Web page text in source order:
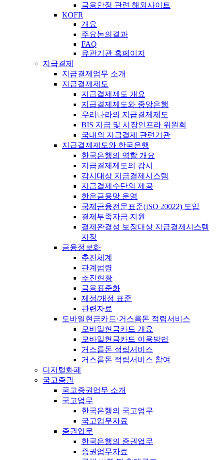
금융안정 관련 해외사이트
KOFR
개요
주요논의결과
FAQ
유관기관 홈페이지
지급결제
지급결제업무 소개
지급결제제도
지급결제제도 개요
지급결제제도와 중앙은행
우리나라의 지급결제제도
BIS 지급 및 시장인프라 위원회
국내외 지급결제 관련기관
지급결제제도와 한국은행
한국은행의 역할 개요
지급결제제도의 감시
감시대상 지급결제시스템
지급결제수단의 제공
한은금융망 운영
국제금융전문표준(ISO 20022) 도입
결제부족자금 지원
결제완결성 보장대상 지급결제시스템
지정
금융정보화
추진체계
관계법령
추진현황
금융표준화
제정/개정 표준
관련자료
모바일현금카드·거스름돈 적립서비스
모바일현금카드 개요
모바일현금카드 이용방법
거스름돈 적립서비스
거스름돈 적립서비스 참여
디지털화폐
국고증권
국고증권업무 소개
국고업무
한국은행의 국고업무
국고업무자료
증권업무
한국은행의 증권업무
증권업무자료